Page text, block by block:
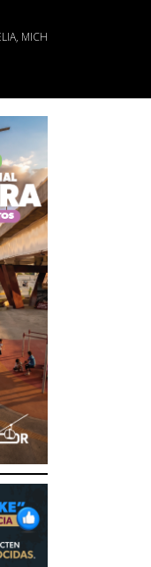
MICH